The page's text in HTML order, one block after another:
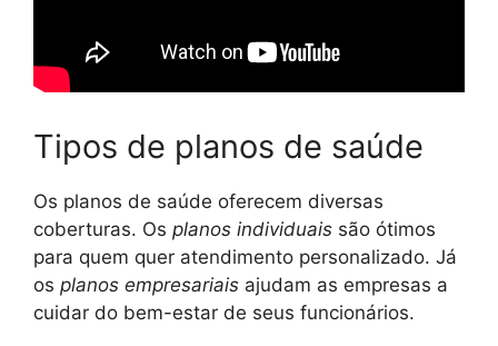
Tipos de planos de saúde
Os planos de saúde oferecem diversas
coberturas. Os planos individuais são ótimos
para quem quer atendimento personalizado. Já
os planos empresariais ajudam as empresas a
cuidar do bem-estar de seus funcionários.